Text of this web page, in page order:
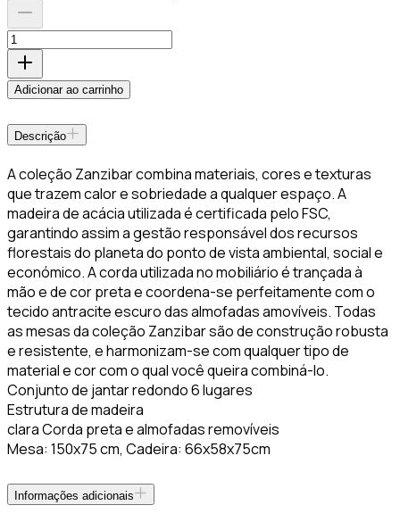
Adicionar ao carrinho
Descrição
A coleção Zanzibar combina materiais, cores e texturas
que trazem calor e sobriedade a qualquer espaço. A
madeira de acácia utilizada é certificada pelo FSC,
garantindo assim a gestão responsável dos recursos
florestais do planeta do ponto de vista ambiental, social e
económico. A corda utilizada no mobiliário é trançada à
mão e de cor preta e coordena-se perfeitamente com o
tecido antracite escuro das almofadas amovíveis. Todas
as mesas da coleção Zanzibar são de construção robusta
e resistente, e harmonizam-se com qualquer tipo de
material e cor com o qual você queira combiná-lo.
Conjunto de jantar redondo 6 lugares
Estrutura de madeira
clara Corda preta e almofadas removíveis
Mesa: 150x75 cm, Cadeira: 66x58x75cm
Informações adicionais